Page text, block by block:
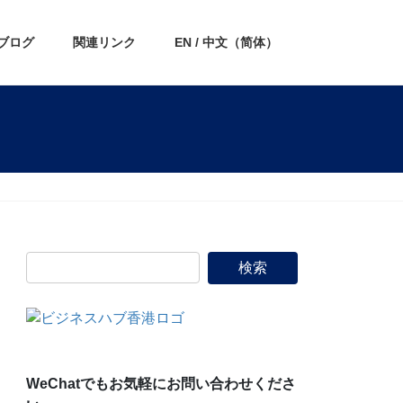
ログ 関連リンク EN / 中文（简体）
WeChatでもお気軽にお問い合わせくださ